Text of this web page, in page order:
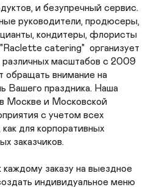
и безупречный сервис.
руководители, продюсеры,
кондитеры, флористы
catering"  организует
масштабов с 2009
обращать внимание на
Вашего праздника. Наша
в Москве и Московской
с учетом всех
для корпоративных
заказчиков.
заказу на выездное
индивидуальное меню